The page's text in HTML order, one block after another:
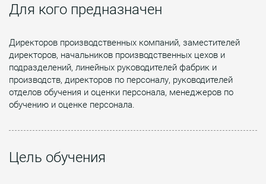
Для кого предназначен
Директоров производственных компаний, заместителей
директоров, начальников производственных цехов и
подразделений, линейных руководителей фабрик и
производств, директоров по персоналу, руководителей
отделов обучения и оценки персонала, менеджеров по
обучению и оценке персонала.
Цель обучения